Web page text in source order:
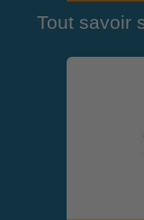
Tout savoir